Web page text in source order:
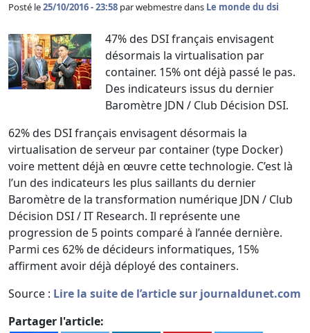
Posté le25/10/2016 - 23:58 parwebmestre dans Le monde du dsi
47% des DSI français envisagent
désormais la virtualisation par
container. 15% ont déjà passé le pas.
Des indicateurs issus du dernier
Baromètre JDN / Club Décision DSI.
62% des DSI français envisagent désormais la
virtualisation de serveur par container (type Docker)
voire mettent déjà en œuvre cette technologie. C’est là
l’un des indicateurs les plus saillants du dernier
Baromètre de la transformation numérique JDN / Club
Décision DSI / IT Research. Il représente une
progression de 5 points comparé à l’année dernière.
Parmi ces 62% de décideurs informatiques, 15%
affirment avoir déjà déployé des containers.
Source : Lire la suite de l’article sur journaldunet.com
Partager l'article: